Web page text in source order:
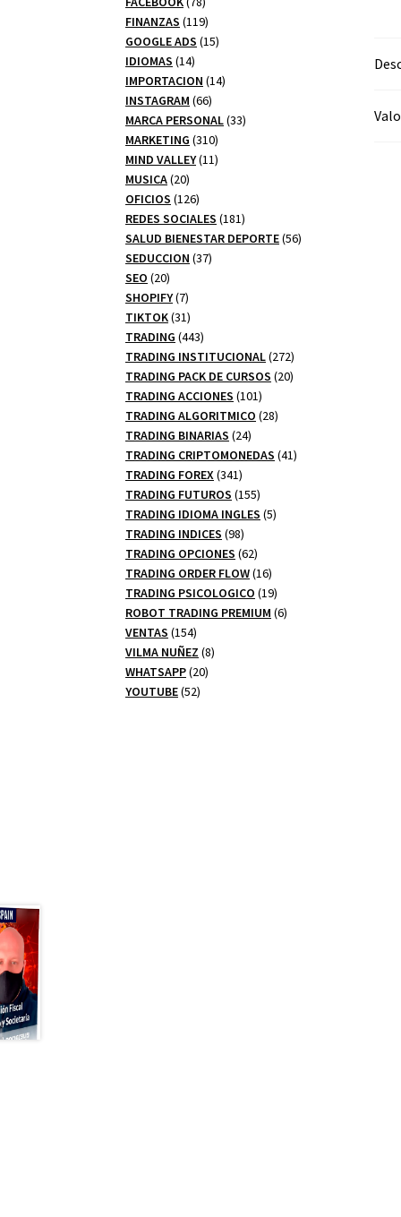
productos
FINANZAS 119119
productos
GOOGLE ADS 1515
IDIOMAS 1414
productos
IMPORTACION 1414
INSTAGRAM 6666
productos
MARCA PERSONAL 3333
MARKETING 310310
productos
MIND VALLEY 1111
MUSICA 2020
productos
OFICIOS 126126
productos
REDES SOCIALES 181181
productos
SALUD BIENESTAR DEPORTE 5656
SEDUCCION 3737
SEO 2020
productos
SHOPIFY 77
productos
TIKTOK 3131
productos
TRADING 443443
productos
TRADING INSTITUCIONAL 272272
productos
TRADING PACK DE CURSOS 2020
TRADING ACCIONES 101101
productos
TRADING ALGORITMICO 2828
TRADING BINARIAS 2424
productos
TRADING CRIPTOMONEDAS 4141
TRADING FOREX 341341
productos
TRADING FUTUROS 155155
productos
TRADING IDIOMA INGLES 55
TRADING INDICES 9898
productos
TRADING OPCIONES 6262
productos
TRADING ORDER FLOW 1616
productos
TRADING PSICOLOGICO 1919
productos
ROBOT TRADING PREMIUM 66
VENTAS 154154
productos
VILMA NUÑEZ 88
WHATSAPP 2020
YOUTUBE 5252